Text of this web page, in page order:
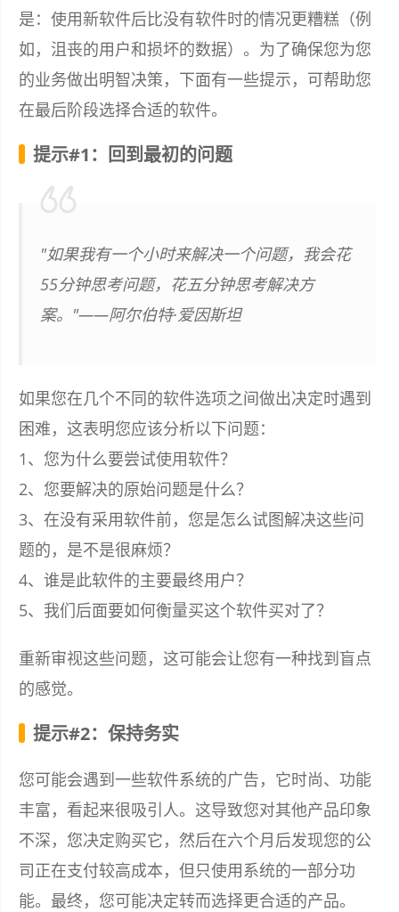
是：使用新软件后比没有软件时的情况更糟糕（例
如，沮丧的用户和损坏的数据）。为了确保您为您
的业务做出明智决策，下面有一些提示，可帮助您
在最后阶段选择合适的软件。
提示#1：回到最初的问题
"如果我有一个小时来解决一个问题，我会花
55分钟思考问题，花五分钟思考解决方
案。"——阿尔伯特·爱因斯坦
如果您在几个不同的软件选项之间做出决定时遇到
困难，这表明您应该分析以下问题：
1、您为什么要尝试使用软件？
2、您要解决的原始问题是什么？
3、在没有采用软件前，您是怎么试图解决这些问
题的，是不是很麻烦？
4、谁是此软件的主要最终用户？
5、我们后面要如何衡量买这个软件买对了？
重新审视这些问题，这可能会让您有一种找到盲点
的感觉。
提示#2：保持务实
您可能会遇到一些软件系统的广告，它时尚、功能
丰富，看起来很吸引人。这导致您对其他产品印象
不深，您决定购买它，然后在六个月后发现您的公
司正在支付较高成本，但只使用系统的一部分功
能。最终，您可能决定转而选择更合适的产品。